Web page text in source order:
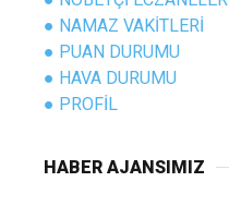
● NAMAZ VAKİTLERİ
● PUAN DURUMU
● HAVA DURUMU
● PROFİL
HABER AJANSIMIZ